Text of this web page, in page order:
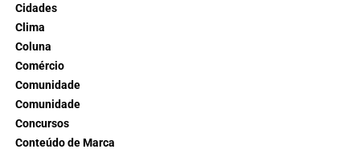
Cidades
Clima
Coluna
Comércio
Comunidade
Comunidade
Concursos
Conteúdo de Marca